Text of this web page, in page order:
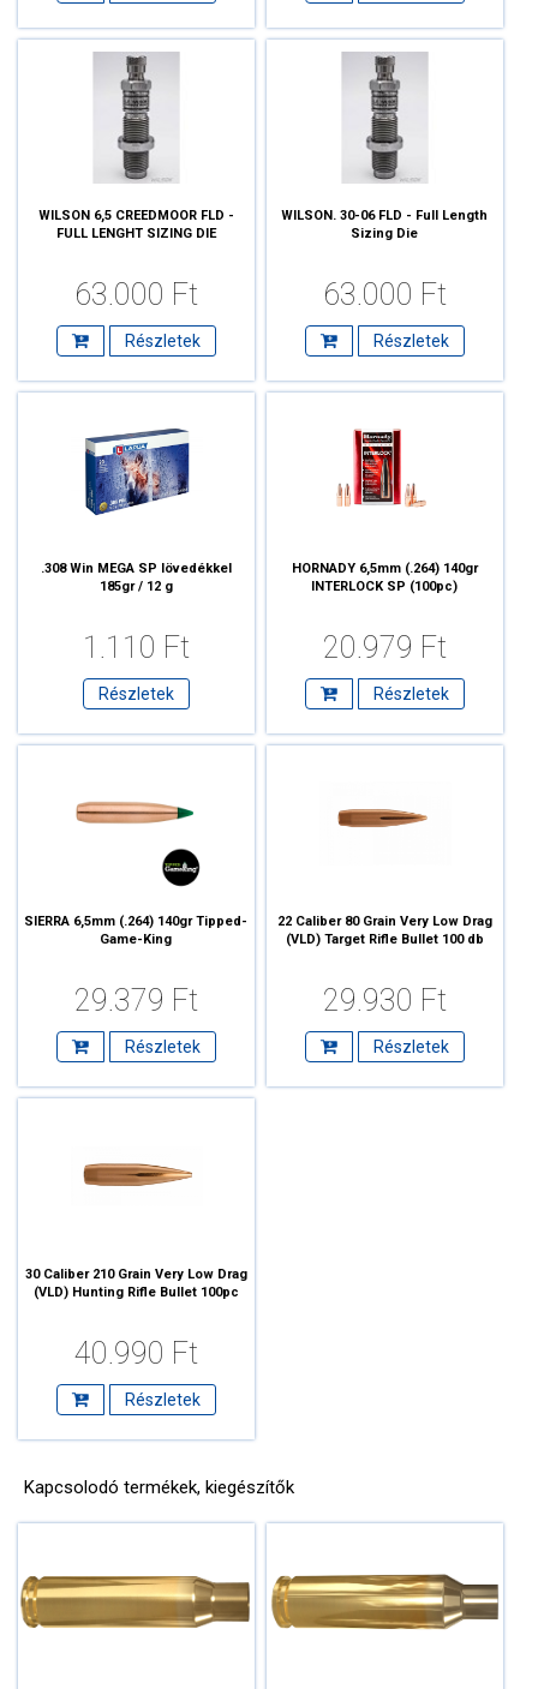
WILSON 6,5 CREEDMOOR FLD -
FULL LENGHT SIZING DIE
63.000 Ft
Részletek
WILSON. 30-06 FLD - Full Length
Sizing Die
63.000 Ft
Részletek
.308 Win MEGA SP lövedékkel
185gr / 12 g
1.110 Ft
Részletek
HORNADY 6,5mm (.264) 140gr
INTERLOCK SP (100pc)
20.979 Ft
Részletek
SIERRA 6,5mm (.264) 140gr Tipped-
Game-King
29.379 Ft
Részletek
22 Caliber 80 Grain Very Low Drag
(VLD) Target Rifle Bullet 100 db
29.930 Ft
Részletek
30 Caliber 210 Grain Very Low Drag
(VLD) Hunting Rifle Bullet 100pc
40.990 Ft
Részletek
Kapcsolodó termékek, kiegészítők